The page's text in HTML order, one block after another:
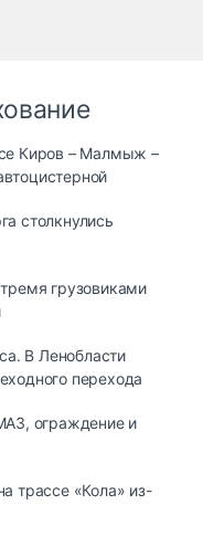
Киров – Малмыж –
столкнулись
грузовиками
В Ленобласти
перехода
ограждение и
трассе «Кола» из-